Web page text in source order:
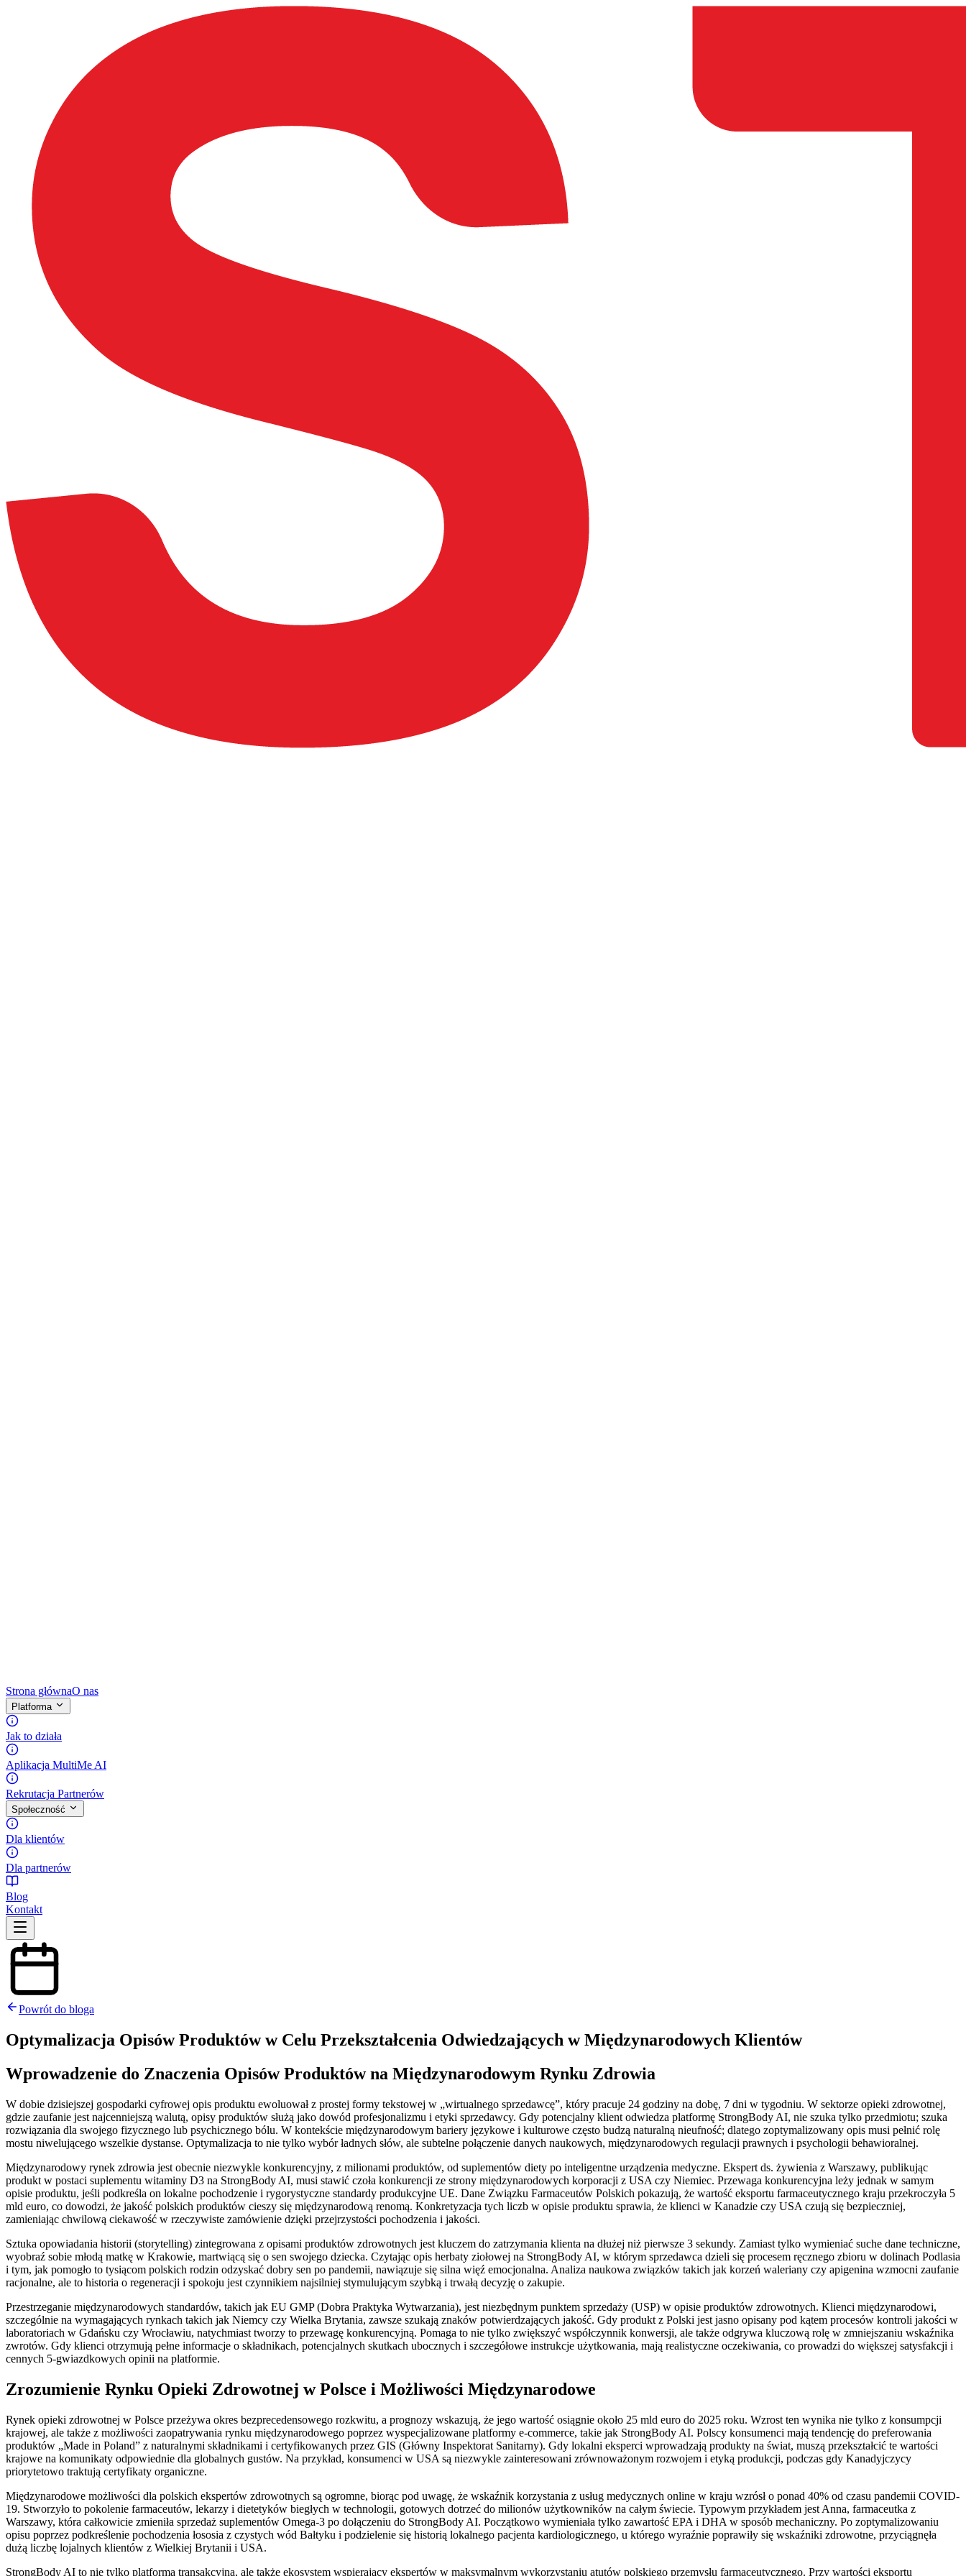
Strona głównaO nas
Platforma
Jak to działa
Aplikacja MultiMe AI
Rekrutacja Partnerów
Społeczność
Dla klientów
Dla partnerów
Blog
Kontakt
Powrót do bloga
Optymalizacja Opisów Produktów w Celu Przekształcenia Odwiedzających w Międzynarodowych Klientów
Wprowadzenie do Znaczenia Opisów Produktów na Międzynarodowym Rynku Zdrowia
W dobie dzisiejszej gospodarki cyfrowej opis produktu ewoluował z prostej formy tekstowej w „wirtualnego sprzedawcę”, który pracuje 24 godziny na dobę, 7 dni w tygodniu. W sektorze opieki zdrowotnej,
gdzie zaufanie jest najcenniejszą walutą, opisy produktów służą jako dowód profesjonalizmu i etyki sprzedawcy. Gdy potencjalny klient odwiedza platformę StrongBody AI, nie szuka tylko przedmiotu; szuka
rozwiązania dla swojego fizycznego lub psychicznego bólu. W kontekście międzynarodowym bariery językowe i kulturowe często budzą naturalną nieufność; dlatego zoptymalizowany opis musi pełnić rolę
mostu niwelującego wszelkie dystanse. Optymalizacja to nie tylko wybór ładnych słów, ale subtelne połączenie danych naukowych, międzynarodowych regulacji prawnych i psychologii behawioralnej.
Międzynarodowy rynek zdrowia jest obecnie niezwykle konkurencyjny, z milionami produktów, od suplementów diety po inteligentne urządzenia medyczne. Ekspert ds. żywienia z Warszawy, publikując
produkt w postaci suplementu witaminy D3 na StrongBody AI, musi stawić czoła konkurencji ze strony międzynarodowych korporacji z USA czy Niemiec. Przewaga konkurencyjna leży jednak w samym
opisie produktu, jeśli podkreśla on lokalne pochodzenie i rygorystyczne standardy produkcyjne UE. Dane Związku Farmaceutów Polskich pokazują, że wartość eksportu farmaceutycznego kraju przekroczyła 5
mld euro, co dowodzi, że jakość polskich produktów cieszy się międzynarodową renomą. Konkretyzacja tych liczb w opisie produktu sprawia, że klienci w Kanadzie czy USA czują się bezpieczniej,
zamieniając chwilową ciekawość w rzeczywiste zamówienie dzięki przejrzystości pochodzenia i jakości.
Sztuka opowiadania historii (storytelling) zintegrowana z opisami produktów zdrowotnych jest kluczem do zatrzymania klienta na dłużej niż pierwsze 3 sekundy. Zamiast tylko wymieniać suche dane techniczne,
wyobraź sobie młodą matkę w Krakowie, martwiącą się o sen swojego dziecka. Czytając opis herbaty ziołowej na StrongBody AI, w którym sprzedawca dzieli się procesem ręcznego zbioru w dolinach Podlasia
i tym, jak pomogło to tysiącom polskich rodzin odzyskać dobry sen po pandemii, nawiązuje się silna więź emocjonalna. Analiza naukowa związków takich jak korzeń waleriany czy apigenina wzmocni zaufanie
racjonalne, ale to historia o regeneracji i spokoju jest czynnikiem najsilniej stymulującym szybką i trwałą decyzję o zakupie.
Przestrzeganie międzynarodowych standardów, takich jak EU GMP (Dobra Praktyka Wytwarzania), jest niezbędnym punktem sprzedaży (USP) w opisie produktów zdrowotnych. Klienci międzynarodowi,
szczególnie na wymagających rynkach takich jak Niemcy czy Wielka Brytania, zawsze szukają znaków potwierdzających jakość. Gdy produkt z Polski jest jasno opisany pod kątem procesów kontroli jakości w
laboratoriach w Gdańsku czy Wrocławiu, natychmiast tworzy to przewagę konkurencyjną. Pomaga to nie tylko zwiększyć współczynnik konwersji, ale także odgrywa kluczową rolę w zmniejszaniu wskaźnika
zwrotów. Gdy klienci otrzymują pełne informacje o składnikach, potencjalnych skutkach ubocznych i szczegółowe instrukcje użytkowania, mają realistyczne oczekiwania, co prowadzi do większej satysfakcji i
cennych 5-gwiazdkowych opinii na platformie.
Zrozumienie Rynku Opieki Zdrowotnej w Polsce i Możliwości Międzynarodowe
Rynek opieki zdrowotnej w Polsce przeżywa okres bezprecedensowego rozkwitu, a prognozy wskazują, że jego wartość osiągnie około 25 mld euro do 2025 roku. Wzrost ten wynika nie tylko z konsumpcji
krajowej, ale także z możliwości zaopatrywania rynku międzynarodowego poprzez wyspecjalizowane platformy e-commerce, takie jak StrongBody AI. Polscy konsumenci mają tendencję do preferowania
produktów „Made in Poland” z naturalnymi składnikami i certyfikowanych przez GIS (Główny Inspektorat Sanitarny). Gdy lokalni eksperci wprowadzają produkty na świat, muszą przekształcić te wartości
krajowe na komunikaty odpowiednie dla globalnych gustów. Na przykład, konsumenci w USA są niezwykle zainteresowani zrównoważonym rozwojem i etyką produkcji, podczas gdy Kanadyjczycy
priorytetowo traktują certyfikaty organiczne.
Międzynarodowe możliwości dla polskich ekspertów zdrowotnych są ogromne, biorąc pod uwagę, że wskaźnik korzystania z usług medycznych online w kraju wzrósł o ponad 40% od czasu pandemii COVID-
19. Stworzyło to pokolenie farmaceutów, lekarzy i dietetyków biegłych w technologii, gotowych dotrzeć do milionów użytkowników na całym świecie. Typowym przykładem jest Anna, farmaceutka z
Warszawy, która całkowicie zmieniła sprzedaż suplementów Omega-3 po dołączeniu do StrongBody AI. Początkowo wymieniała tylko zawartość EPA i DHA w sposób mechaniczny. Po zoptymalizowaniu
opisu poprzez podkreślenie pochodzenia łososia z czystych wód Bałtyku i podzielenie się historią lokalnego pacjenta kardiologicznego, u którego wyraźnie poprawiły się wskaźniki zdrowotne, przyciągnęła
dużą liczbę lojalnych klientów z Wielkiej Brytanii i USA.
StrongBody AI to nie tylko platforma transakcyjna, ale także ekosystem wspierający ekspertów w maksymalnym wykorzystaniu atutów polskiego przemysłu farmaceutycznego. Przy wartości eksportu